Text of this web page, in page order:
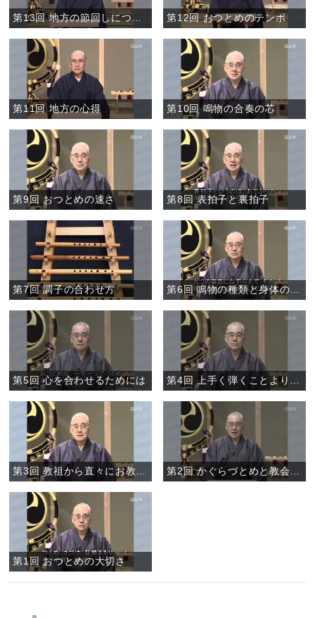
第13回 地方の節回しについて① 第12回 おつとめのテンポ
第11回 地方の心得 第10回 鳴物の合奏の芯
第9回 おつとめの速さ 第8回 表拍子と裏拍子
第7回 調子の合わせ方 第6回 鳴物の種類と身体の働き
第5回 心を合わせるためには
第1回 おつとめの大切さ